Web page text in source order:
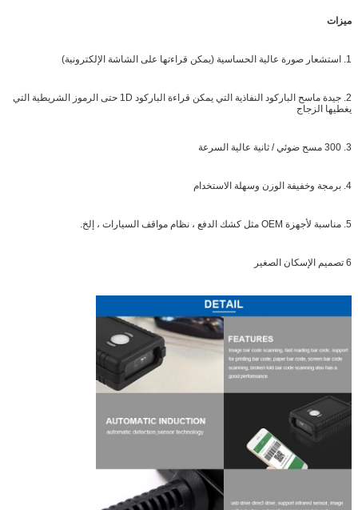
ميزات
1. استشعار صورة عالية الحساسية (يمكن قراءتها على الشاشة الإلكترونية)
2. جيدة ماسح الباركود النفاذية التي يمكن قراءة الباركود 1D حتى الرموز الشريطية التي
يغطيها الزجاج
3. 300 مسح ضوئي / ثانية عالية السرعة
4. برمجة وخفيفة الوزن وسهلة الاستخدام
5. مناسبة لأجهزة OEM مثل كشك الدفع ، نظام مواقف السيارات ، إلخ.
6 تصميم الإسكان الصغير